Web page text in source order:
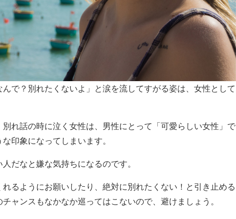
で？別れたくないよ」と涙を流してすがる姿は、女性として
れ話の時に泣く女性は、男性にとって「可愛らしい女性」で
印象になってしまいます。
だなと嫌な気持ちになるのです。
るようにお願いしたり、絶対に別れたくない！と引き止める
ャンスもなかなか巡ってはこないので、避けましょう。